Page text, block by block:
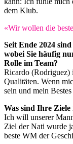
dem Klub.
«Wir wollen die
Seit Ende 2024
wobei Sie häufig
Rolle im Team?
Ricardo (Rodriguez)
Qualitäten. Wenn
sein und mein Bestes
Was sind Ihre
Ich will unserer
Ziel der Nati wurde
beste WM der